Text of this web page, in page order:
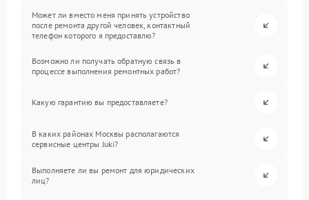
Может ли вместо меня принять устройство
после ремонта другой человек, контактный
телефон которого я предоставлю?
Возможно ли получать обратную связь в
процессе выполнения ремонтных работ?
Какую гарантию вы предоставляете?
В каких районах Москвы располагаются
сервисные центры Juki?
Выполняете ли вы ремонт для юридических
лиц?